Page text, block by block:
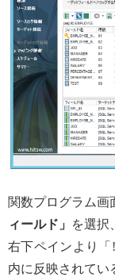
関数プログラム画
ィールド」
を選択、
右下ペインより「
内に反映されてい